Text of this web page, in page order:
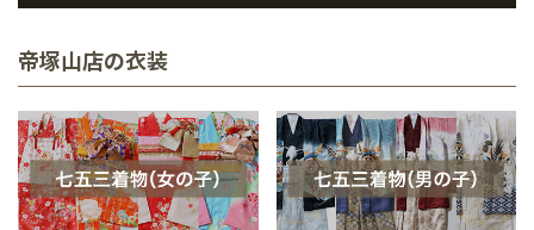
帝塚山店の衣装